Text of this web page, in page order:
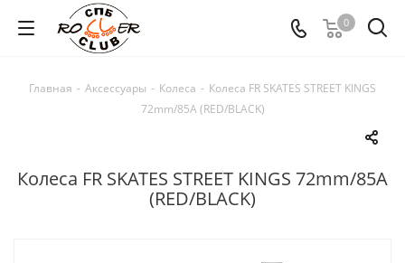
0
Главная - Аксессуары - Колеса - Колеса FR SKATES STREET KINGS
72mm/85A (RED/BLACK)
Колеса FR SKATES STREET KINGS 72mm/85A
(RED/BLACK)